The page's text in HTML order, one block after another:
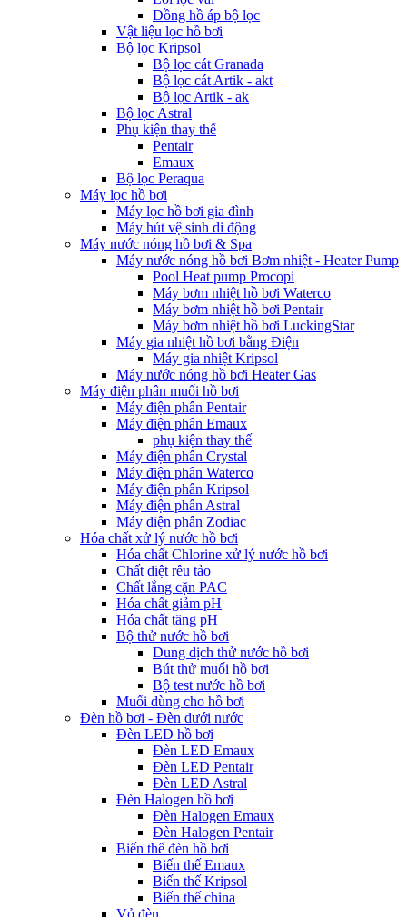
Đồng hồ áp bộ lọc
Vật liệu lọc hồ bơi
Bộ lọc Kripsol
Bộ lọc cát Granada
Bộ lọc cát Artik - akt
Bộ lọc Artik - ak
Bộ lọc Astral
Phụ kiện thay thế
Pentair
Emaux
Bộ lọc Peraqua
Máy lọc hồ bơi
Máy lọc hồ bơi gia đình
Máy hút vệ sinh di động
Máy nước nóng hồ bơi & Spa
Máy nước nóng hồ bơi Bơm nhiệt - Heater Pump
Pool Heat pump Procopi
Máy bơm nhiệt hồ bơi Waterco
Máy bơm nhiệt hồ bơi Pentair
Máy bơm nhiệt hồ bơi LuckingStar
Máy gia nhiệt hồ bơi bằng Điện
Máy gia nhiệt Kripsol
Máy nước nóng hồ bơi Heater Gas
Máy điện phân muối hồ bơi
Máy điện phân Pentair
Máy điện phân Emaux
phụ kiện thay thế
Máy điện phân Crystal
Máy điện phân Waterco
Máy điện phân Kripsol
Máy điện phân Astral
Máy điện phân Zodiac
Hóa chất xử lý nước hồ bơi
Hóa chất Chlorine xử lý nước hồ bơi
Chất diệt rêu tảo
Chất lắng cặn PAC
Hóa chất giảm pH
Hóa chất tăng pH
Bộ thử nước hồ bơi
Dung dịch thử nước hồ bơi
Bút thử muối hồ bơi
Bộ test nước hồ bơi
Muối dùng cho hồ bơi
Đèn hồ bơi - Đèn dưới nước
Đèn LED hồ bơi
Đèn LED Emaux
Đèn LED Pentair
Đèn LED Astral
Đèn Halogen hồ bơi
Đèn Halogen Emaux
Đèn Halogen Pentair
Biến thế đèn hồ bơi
Biến thế Emaux
Biến thế Kripsol
Biến thế china
Vỏ đèn